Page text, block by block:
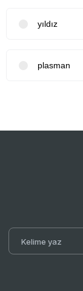
yıldız
plasman